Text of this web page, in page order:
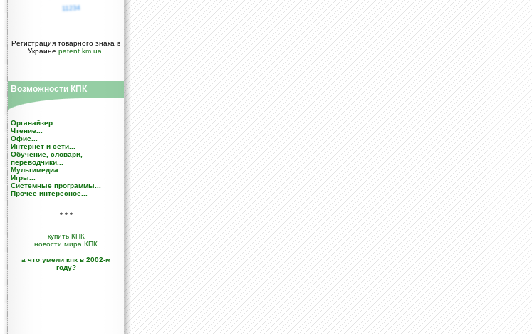
11234
Регистрация товарного знака в
Украине patent.km.ua
Возможности КПК
Органайзер...
Чтение...
Офис...
Интернет и сети...
Обучение, словари,
переводчики...
Мультимедиа...
Игры...
Системные программы...
Прочее интересное...
* * *
купить КПК
новости мира КПК
а что умели кпк в 2002-м
году?